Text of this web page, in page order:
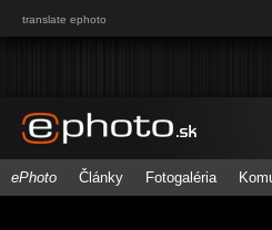
translate ephoto
ePhoto Články Fotogaléria